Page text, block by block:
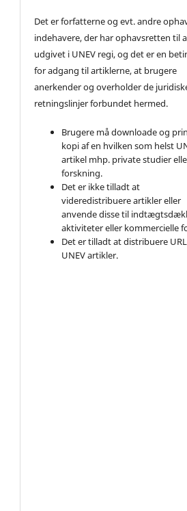
Det er forfatterne og evt. andre
indehavere, der har ophavsretten til
udgivet i UNEV regi, og det er en
for adgang til artiklerne, at brugere
anerkender og overholder de
retningslinjer forbundet hermed.
Brugere må downloade og
kopi af en hvilken som helst
artikel mhp. private studier
forskning.
Det er ikke tilladt at
videredistribuere artikler eller
anvende disse til
aktiviteter eller kommercielle
Det er tilladt at distribuere
UNEV artikler.